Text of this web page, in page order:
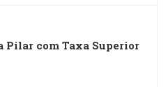
Pilar com Taxa Superior